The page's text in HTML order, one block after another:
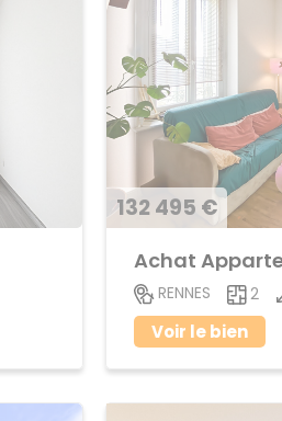
132 495 €
Achat
RENNES 2
Voir le bien